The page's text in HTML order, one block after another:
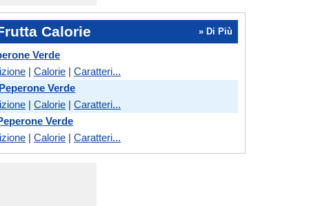
Calorie » Di Più
Verde
|Calorie |Caratteri...
Verde
|Calorie |Caratteri...
Verde
|Calorie |Caratteri...